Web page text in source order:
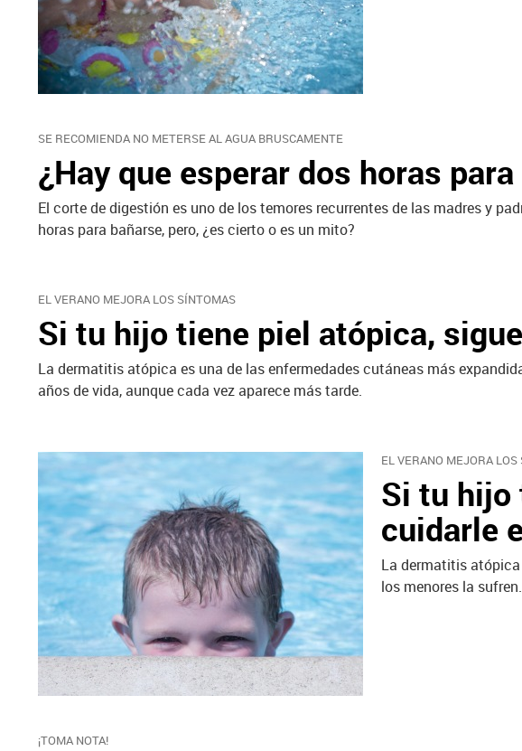
SE RECOMIENDA NO METERSE AL AGUA BRUSCAMENTE
¿Hay que esperar dos horas
El corte de digestión es uno de los temores recurrentes de las madres y
horas para bañarse, pero, ¿es cierto o es un mito?
EL VERANO MEJORA LOS SÍNTOMAS
Si tu hijo tiene piel atópica,
La dermatitis atópica es una de las enfermedades cutáneas más
años de vida, aunque cada vez aparece más tarde.
EL VERANO MEJORA
Si tu hijo
cuidarle
La dermatitis atópica
los menores la
¡TOMA NOTA!